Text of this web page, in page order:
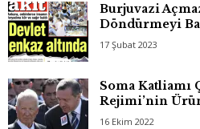
Burjuvazi
Döndürmeyi
17 Şubat 2023
Soma Katliamı
Rejimi’nin
16 Ekim 2022